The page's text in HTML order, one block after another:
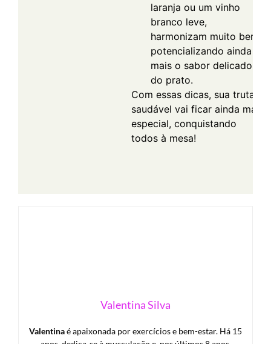
laranja ou um vinho
branco leve,
harmonizam muito bem,
potencializando ainda
mais o sabor delicado
do prato.
Com essas dicas, sua truta
saudável vai ficar ainda mais
especial, conquistando
todos à mesa!
Valentina Silva
Valentinaé apaixonada por exercícios e bem-estar. Há 15